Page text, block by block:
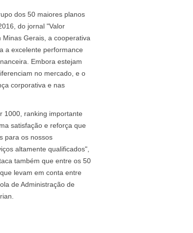
dos 50 maiores planos
do jornal "Valor
Gerais, a cooperativa
a excelente performance
Embora estejam
no mercado, e o
corporativa e nas
1000, ranking importante
satisfação e reforça que
para os nossos
altamente qualificados",
também que entre os 50
levam em conta entre
de Administração de